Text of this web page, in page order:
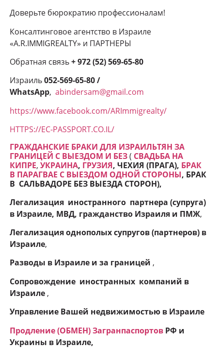
Доверьте бюрократию профессионалам!
Консалтинговое агентство в Израиле
«A.R.IMMIGREALTY» и ПАРТНЕРЫ
Обратная связь+ 972 (52) 569-65-80
Израиль052-569-65-80 /
WhatsApp, abindersam@gmail.com
https://www.facebook.com/ARImmigrealty/
HTTPS://EC-PASSPORT.CO.IL/
ГРАЖДАНСКИЕ БРАКИ ДЛЯ ИЗРАИЛЬТЯН ЗА
ГРАНИЦЕЙ С ВЫЕЗДОМ И БЕЗ( СВАДЬБА НА
КИПРЕ, УКРАИНА, ГРУЗИЯ, ЧЕХИЯ (ПРАГА), БРАК
В ПАРАГВАЕ С ВЫЕЗДОМ ОДНОЙ СТОРОНЫ, БРАК
В САЛЬВАДОРЕ БЕЗ ВЫЕЗДА СТОРОН),
Легализация иностранного партнера (супруга)
в Израиле, МВД, гражданство Израиля и ПМЖ,
Легализация однополых супругов (партнеров) в
Израиле,
Разводы в Израиле и за границей ,
Сопровождение иностранных компаний в
Израиле ,
Управление Вашей недвижимостью в Израиле
Продление (ОБМЕН) Загранпаспортов РФ и
Украины в Израиле,